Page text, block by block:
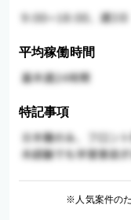
平均稼働時間
特記事項
※人気案件の